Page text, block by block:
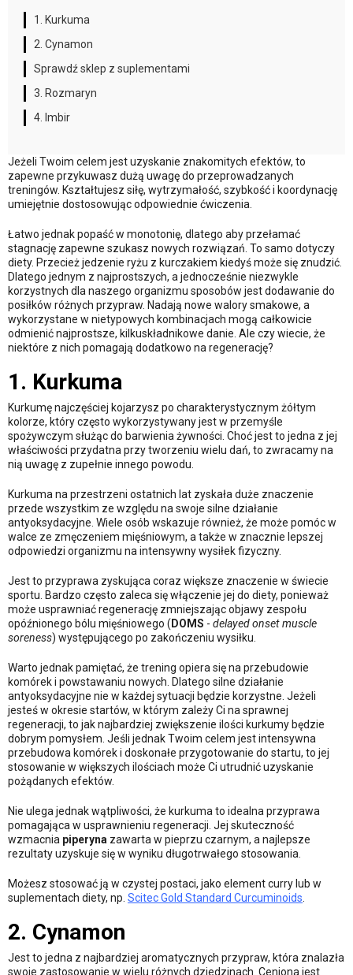
1. Kurkuma
2. Cynamon
Sprawdź sklep z suplementami
3. Rozmaryn
4. Imbir
Jeżeli Twoim celem jest uzyskanie znakomitych efektów, to
zapewne przykuwasz dużą uwagę do przeprowadzanych
treningów. Kształtujesz siłę, wytrzymałość, szybkość i koordynację
umiejętnie dostosowując odpowiednie ćwiczenia.
Łatwo jednak popaść w monotonię, dlatego aby przełamać
stagnację zapewne szukasz nowych rozwiązań. To samo dotyczy
diety. Przecież jedzenie ryżu z kurczakiem kiedyś może się znudzić.
Dlatego jednym z najprostszych, a jednocześnie niezwykle
korzystnych dla naszego organizmu sposobów jest dodawanie do
posiłków różnych przypraw. Nadają nowe walory smakowe, a
wykorzystane w nietypowych kombinacjach mogą całkowicie
odmienić najprostsze, kilkuskładnikowe danie. Ale czy wiecie, że
niektóre z nich pomagają dodatkowo na regenerację?
1. Kurkuma
Kurkumę najczęściej kojarzysz po charakterystycznym żółtym
kolorze, który często wykorzystywany jest w przemyśle
spożywczym służąc do barwienia żywności. Choć jest to jedna z jej
właściwości przydatna przy tworzeniu wielu dań, to zwracamy na
nią uwagę z zupełnie innego powodu.
Kurkuma na przestrzeni ostatnich lat zyskała duże znaczenie
przede wszystkim ze względu na swoje silne działanie
antyoksydacyjne. Wiele osób wskazuje również, że może pomóc w
walce ze zmęczeniem mięśniowym, a także w znacznie lepszej
odpowiedzi organizmu na intensywny wysiłek fizyczny.
Jest to przyprawa zyskująca coraz większe znaczenie w świecie
sportu. Bardzo często zaleca się włączenie jej do diety, ponieważ
może usprawniać regenerację zmniejszając objawy zespołu
opóźnionego bólu mięśniowego ( DOMS - delayed onset muscle
soreness) występującego po zakończeniu wysiłku.
Warto jednak pamiętać, że trening opiera się na przebudowie
komórek i powstawaniu nowych. Dlatego silne działanie
antyoksydacyjne nie w każdej sytuacji będzie korzystne. Jeżeli
jesteś w okresie startów, w którym zależy Ci na sprawnej
regeneracji, to jak najbardziej zwiększenie ilości kurkumy będzie
dobrym pomysłem. Jeśli jednak Twoim celem jest intensywna
przebudowa komórek i doskonałe przygotowanie do startu, to jej
stosowanie w większych ilościach może Ci utrudnić uzyskanie
pożądanych efektów.
Nie ulega jednak wątpliwości, że kurkuma to idealna przyprawa
pomagająca w usprawnieniu regeneracji. Jej skuteczność
wzmacnia piperyna zawarta w pieprzu czarnym, a najlepsze
rezultaty uzyskuje się w wyniku długotrwałego stosowania.
Możesz stosować ją w czystej postaci, jako element curry lub w
suplementach diety, np. Scitec Gold Standard Curcuminoids
2. Cynamon
Jest to jedna z najbardziej aromatycznych przypraw, która znalazła
swoje zastosowanie w wielu różnych dziedzinach. Ceniona jest